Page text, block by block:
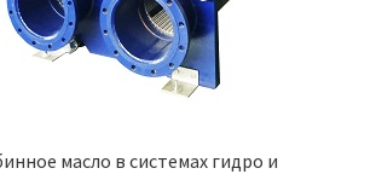
масло в системах гидро и